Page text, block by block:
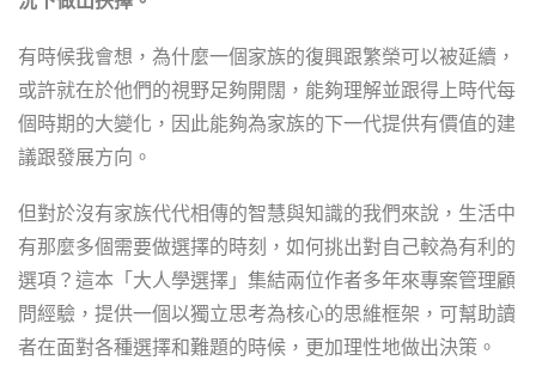
有時候我會想，為什麼一個家族的復興跟繁榮可以被延續，
或許就在於他們的視野足夠開闊，能夠理解並跟得上時代每
個時期的大變化，因此能夠為家族的下一代提供有價值的建
議跟發展方向。
但對於沒有家族代代相傳的智慧與知識的我們來說，生活中
有那麼多個需要做選擇的時刻，如何挑出對自己較為有利的
選項？這本「大人學選擇」集結兩位作者多年來專案管理顧
問經驗，提供一個以獨立思考為核心的思維框架，可幫助讀
者在面對各種選擇和難題的時候，更加理性地做出決策。